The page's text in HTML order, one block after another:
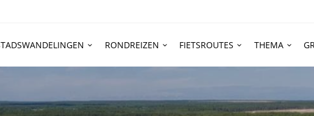
RONDREIZEN FIETSROUTES THEMA